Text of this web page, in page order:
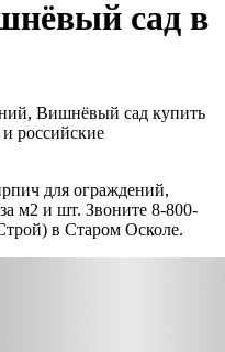
сад в
Вишнёвый сад купить
российские
для ограждений,
м2 и шт. Звоните 8-800-
в Старом Осколе.